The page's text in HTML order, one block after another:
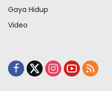
Gaya Hidup
Video